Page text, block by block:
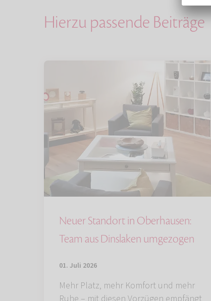
Hierzu passende Beiträge
Neuer Standort in Oberhausen:
Team aus Dinslaken umgezogen
01. Juli 2026
Mehr Platz, mehr Komfort und mehr